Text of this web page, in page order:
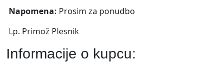
Napomena: Prosim za ponudbo
Lp. Primož Plesnik
Informacije o kupcu: